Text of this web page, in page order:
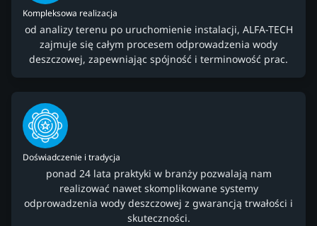
Kompleksowa realizacja
od analizy terenu po uruchomienie instalacji, ALFA-TECH
zajmuje się całym procesem odprowadzenia wody
deszczowej, zapewniając spójność i terminowość prac.
Doświadczenie i tradycja
ponad 24 lata praktyki w branży pozwalają nam
realizować nawet skomplikowane systemy
odprowadzenia wody deszczowej z gwarancją trwałości i
skuteczności.